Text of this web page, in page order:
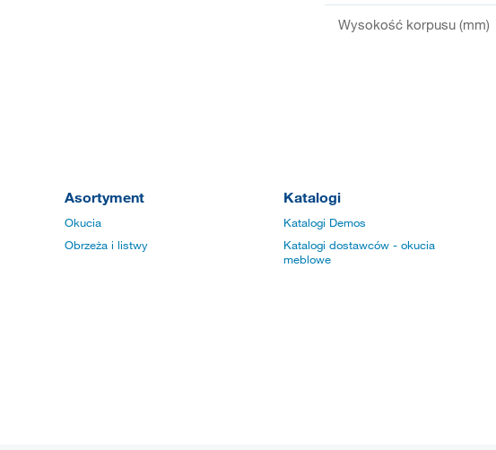
Wysokość korpusu (mm)
Asortyment
Okucia
Obrzeża i listwy
Katalogi
Katalogi Demos
Katalogi dostawców - okucia
meblowe